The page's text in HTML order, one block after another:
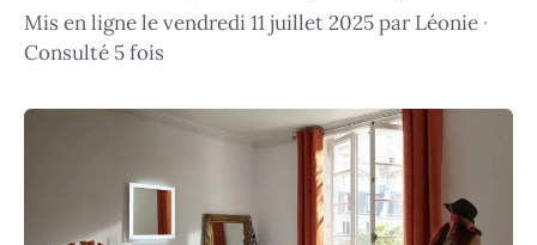
Mis en ligne le vendredi 11 juillet 2025parLéonie ·
Consulté 5 fois